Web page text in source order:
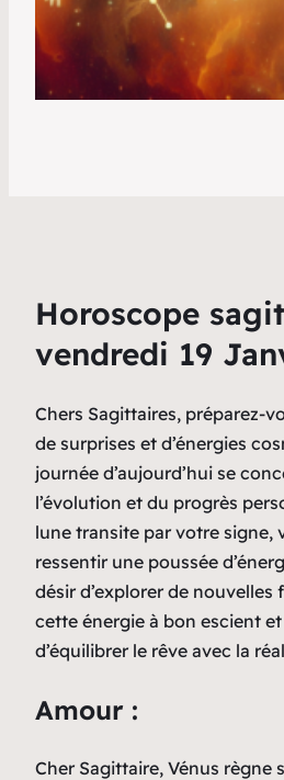
Horoscope
vendredi 19
Chers Sagittaires, préparez-
de surprises et d’énergies
journée d’aujourd’hui se
l’évolution et du progrès
lune transite par votre signe,
ressentir une poussée
désir d’explorer de nouvelles
cette énergie à bon escient et
d’équilibrer le rêve avec la
Amour :
Cher Sagittaire, Vénus règne